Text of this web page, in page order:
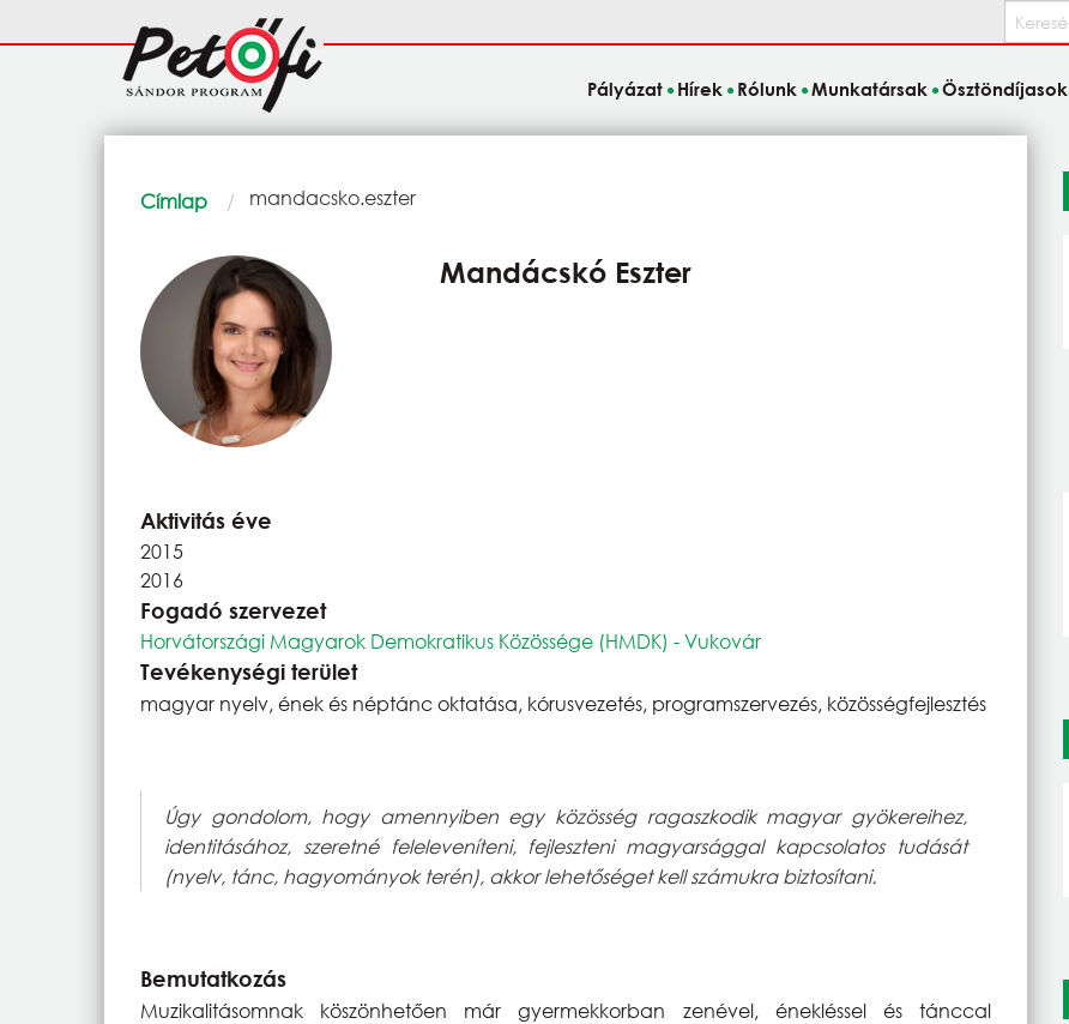
Keresés
Fő
navigáció
Pályázat Hírek Rólunk Munkatársak Ösztöndíjasok
Morzsa
Címlap Current:
mandacsko.eszter
Mandácskó Eszter
Aktivitás éve
2015
2016
Fogadó szervezet
Horvátországi Magyarok Demokratikus Közössége (HMDK) - Vukovár
Tevékenységi terület
magyar nyelv, ének és néptánc oktatása, kórusvezetés, programszervezés, közösségfejlesztés
Úgy gondolom, hogy amennyiben egy közösség ragaszkodik magyar gyökereihez,
identitásához, szeretné feleleveníteni, fejleszteni magyarsággal kapcsolatos tudását
(nyelv, tánc, hagyományok terén), akkor lehetőséget kell számukra biztosítani.
Bemutatkozás
Muzikalitásomnak köszönhetően már gyermekkorban zenével, énekléssel és tánccal